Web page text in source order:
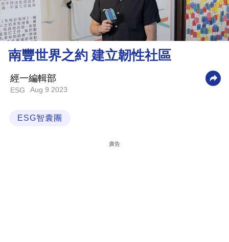
樓
理
財
業
南豐世界之約 建立韌性社區
經一編輯部
ESG Aug 9 2023
ESG智囊團
廣告